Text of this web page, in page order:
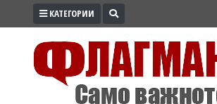
ПРОМО
КАТЕГОРИИ